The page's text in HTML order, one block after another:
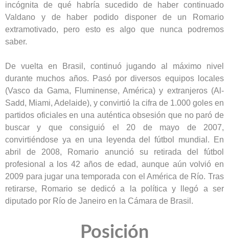
incógnita de qué habría sucedido de haber continuado
Valdano y de haber podido disponer de un Romario
extramotivado, pero esto es algo que nunca podremos
saber.
De vuelta en Brasil, continuó jugando al máximo nivel
durante muchos años. Pasó por diversos equipos locales
(Vasco da Gama, Fluminense, América) y extranjeros (Al-
Sadd, Miami, Adelaide), y convirtió la cifra de 1.000 goles en
partidos oficiales en una auténtica obsesión que no paró de
buscar y que consiguió el 20 de mayo de 2007,
convirtiéndose ya en una leyenda del fútbol mundial. En
abril de 2008, Romario anunció su retirada del fútbol
profesional a los 42 años de edad, aunque aún volvió en
2009 para jugar una temporada con el América de Río. Tras
retirarse, Romario se dedicó a la política y llegó a ser
diputado por Río de Janeiro en la Cámara de Brasil.
Posición